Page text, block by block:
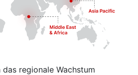
das regionale Wachstum